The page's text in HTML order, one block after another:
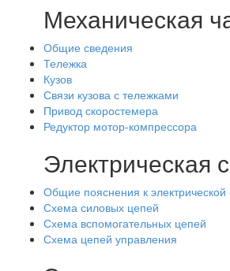
Механическая
Общие сведения
Тележка
Кузов
Связи кузова с тележками
Привод скоростемера
Редуктор мотор-компрессора
Электрическая
Общие пояснения к электрической
Схема силовых цепей
Схема вспомогательных цепей
Схема цепей управления